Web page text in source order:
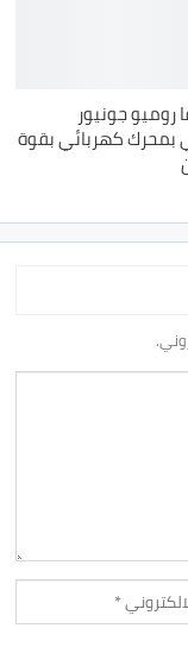
روميو جونيور
بمحرك كهربائي بقوة